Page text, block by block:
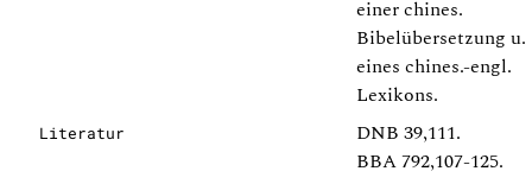
einer chines.
Bibelübersetzung u.
eines chines.-engl.
Lexikons.
Literatur
DNB 39,111.
BBA 792,107-125.